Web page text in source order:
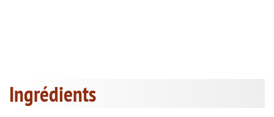
Ingrédients